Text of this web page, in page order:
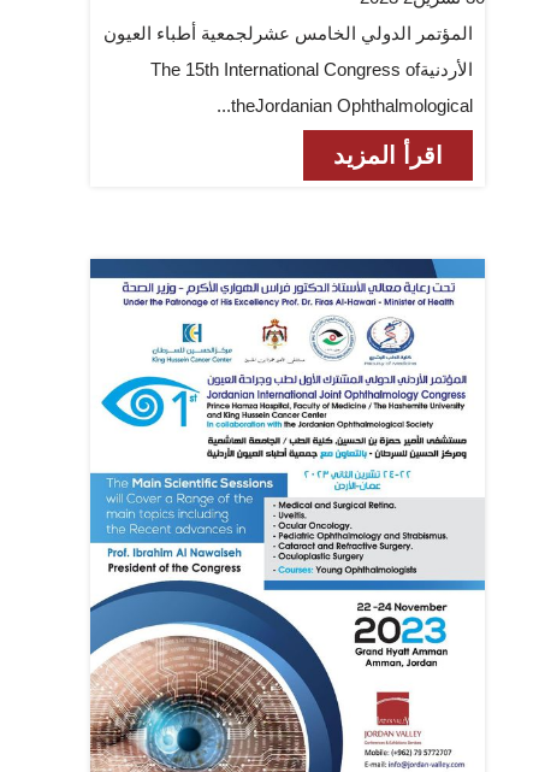
المؤتمر الدولي الخامس عشرلجمعية أطباء العيون
الأردنيةThe 15th International Congress of
theJordanian Ophthalmological...
اقرأ المزيد